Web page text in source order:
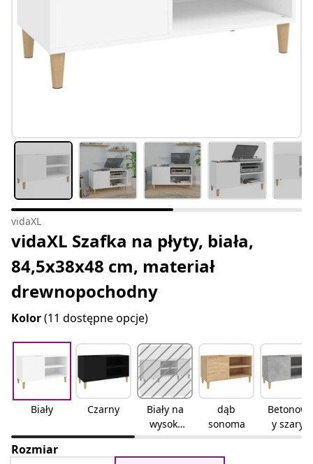
vidaXL
vidaXL Szafka na płyty, biała,
84,5x38x48 cm, materiał
drewnopochodny
Kolor(11 dostępne opcje)
Biały Czarny
Biały na
wysoki
połysk
dąb
sonoma
Betonow
y szary
Rozmiar